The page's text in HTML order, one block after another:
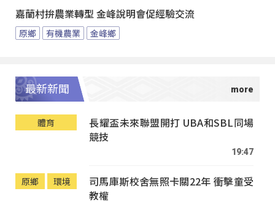
嘉蘭村拚農業轉型 金峰說明會促經驗交流
原鄉 有機農業 金峰鄉
最新新聞
體育
長耀盃未來聯盟開打 UBA和SBL同場
競技
19:47
原鄉 環境
司馬庫斯校舍無照卡關22年 衝擊童受
教權